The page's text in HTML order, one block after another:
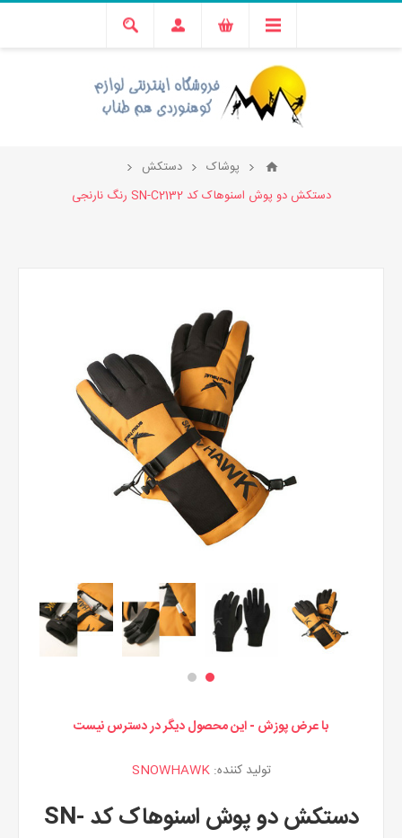
پوشاک
دستکش
دستکش دو پوش اسنوهاک کد SN-C2132 رنگ نارنجی
با عرض پوزش - این محصول دیگر در دسترس نیست
تولید کننده: SNOWHAWK
دستکش دو پوش اسنوهاک کد SN-